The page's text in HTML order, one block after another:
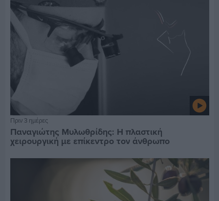
Πριν 3 ημέρες
Παναγιώτης Μυλωθρίδης: Η πλαστική
χειρουργική με επίκεντρο τον άνθρωπο